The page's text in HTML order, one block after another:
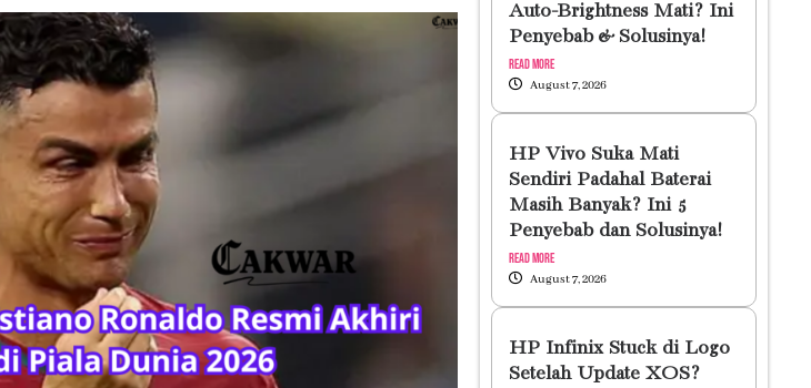
Auto-Brightness Mati? Ini
Penyebab & Solusinya!
Read More
August 7, 2026
HP Vivo Suka Mati
Sendiri Padahal Baterai
Masih Banyak? Ini 5
Penyebab dan Solusinya!
Read More
August 7, 2026
HP Infinix Stuck di Logo
Setelah Update XOS?